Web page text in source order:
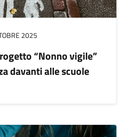
2025
“Nonno vigile”
davanti alle scuole